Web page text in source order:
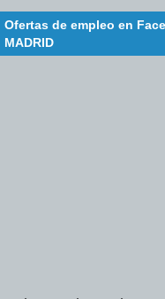
Ofertas de empleo en
MADRID